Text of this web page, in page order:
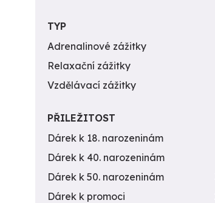
TYP
Adrenalinové zážitky
Relaxační zážitky
Vzdělávací zážitky
PŘILEŽITOST
Dárek k 18. narozeninám
Dárek k 40. narozeninám
Dárek k 50. narozeninám
Dárek k promoci